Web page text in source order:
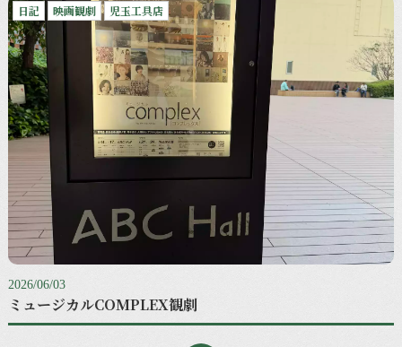
日記 映画観劇 児玉工具店
2026/06/03
ミュージカルCOMPLEX観劇